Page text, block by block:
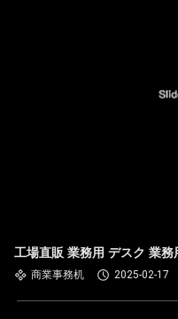
工場直販 業務用 デスク 業務
商業事務机 2025-02-17